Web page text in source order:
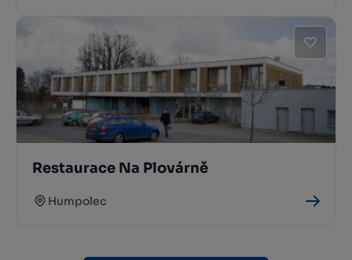
Restaurace Na Plovárně
Humpolec